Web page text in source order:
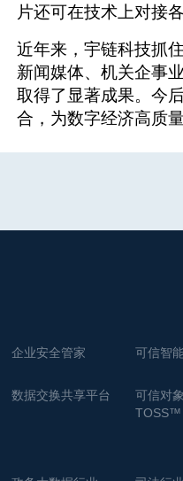
片还可在技术上对接
近年来，宇链科技抓
新闻媒体、机关企事
取得了显著成果。今
合，为数字经济高质
企业安全管家 可信智
数据交换共享平台
可信对
TOSS™